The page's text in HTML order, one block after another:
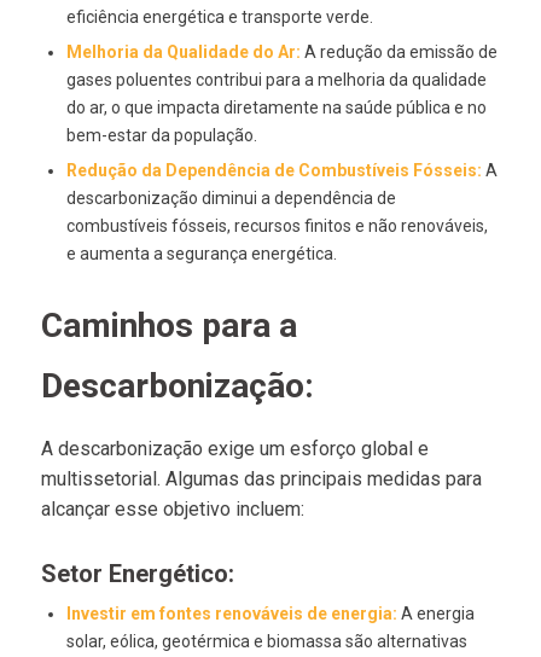
eficiência energética e transporte verde.
Melhoria da Qualidade do Ar: A redução da emissão de
gases poluentes contribui para a melhoria da qualidade
do ar, o que impacta diretamente na saúde pública e no
bem-estar da população.
Redução da Dependência de Combustíveis Fósseis: A
descarbonização diminui a dependência de
combustíveis fósseis, recursos finitos e não renováveis,
e aumenta a segurança energética.
Caminhos para a
Descarbonização:
A descarbonização exige um esforço global e
multissetorial. Algumas das principais medidas para
alcançar esse objetivo incluem:
Setor Energético:
Investir em fontes renováveis de energia: A energia
solar, eólica, geotérmica e biomassa são alternativas